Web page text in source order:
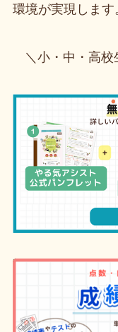
環境が実現します
＼小・中・高